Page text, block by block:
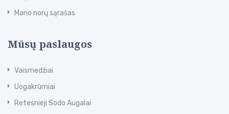
Mano norų sąrašas
Mūsų paslaugos
Vaismedžiai
Uogakrūmiai
Retesnieji Sodo Augalai